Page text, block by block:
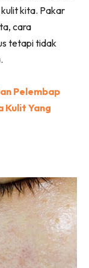
kita. Pakar
cara
tetapi tidak
Pelembap
Kulit Yang